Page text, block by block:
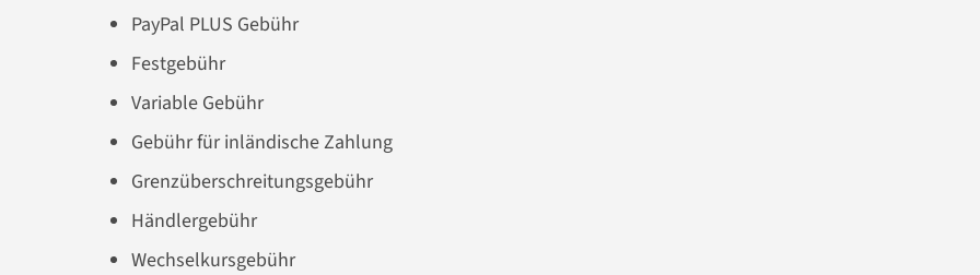
PayPal PLUS Gebühr
Festgebühr
Variable Gebühr
Gebühr für inländische Zahlung
Grenzüberschreitungsgebühr
Händlergebühr
Wechselkursgebühr